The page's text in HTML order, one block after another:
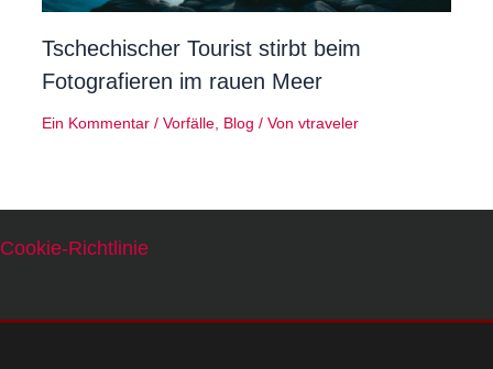
Tschechischer Tourist stirbt beim
Fotografieren im rauen Meer
Ein Kommentar / Vorfälle Blog / Von vtraveler
Cookie-Richtlinie